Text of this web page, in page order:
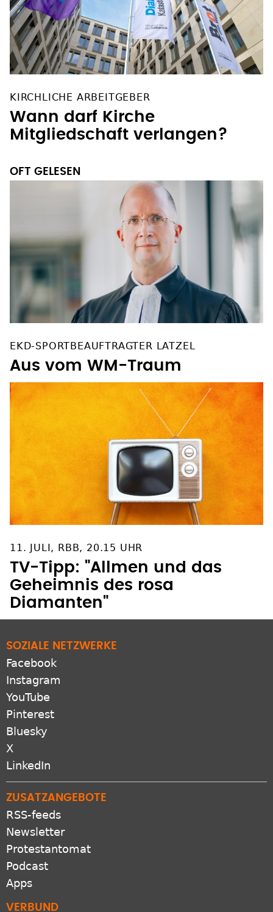
KIRCHLICHE ARBEITGEBER
Wann darf Kirche
Mitgliedschaft verlangen?
OFT GELESEN
EKD-SPORTBEAUFTRAGTER LATZEL
Aus vom WM-Traum
11. JULI, RBB, 20.15 UHR
TV-Tipp: "Allmen und das
Geheimnis des rosa
Diamanten"
SOZIALE NETZWERKE
Facebook
Instagram
YouTube
Pinterest
Bluesky
X
LinkedIn
ZUSATZANGEBOTE
RSS-feeds
Newsletter
Protestantomat
Podcast
Apps
VERBUND